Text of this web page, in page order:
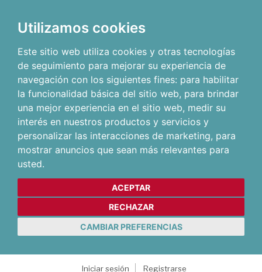
Utilizamos cookies
Este sitio web utiliza cookies y otras tecnologías
de seguimiento para mejorar su experiencia de
navegación con los siguientes fines: para habilitar
la funcionalidad básica del sitio web, para brindar
una mejor experiencia en el sitio web, medir su
interés en nuestros productos y servicios y
personalizar las interacciones de marketing, para
mostrar anuncios que sean más relevantes para
usted.
ACEPTAR
RECHAZAR
CAMBIAR PREFERENCIAS
Iniciar sesión
Registrarse